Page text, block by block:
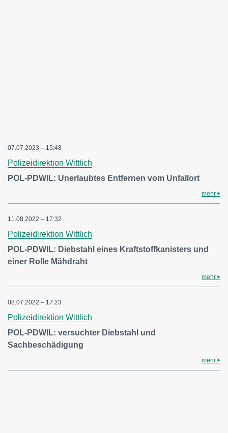
07.07.2023 – 15:48
Polizeidirektion Wittlich
POL-PDWIL: Unerlaubtes Entfernen vom Unfallort
mehr
11.08.2022 – 17:32
Polizeidirektion Wittlich
POL-PDWIL: Diebstahl eines Kraftstoffkanisters und
einer Rolle Mähdraht
mehr
08.07.2022 – 17:23
Polizeidirektion Wittlich
POL-PDWIL: versuchter Diebstahl und
Sachbeschädigung
mehr